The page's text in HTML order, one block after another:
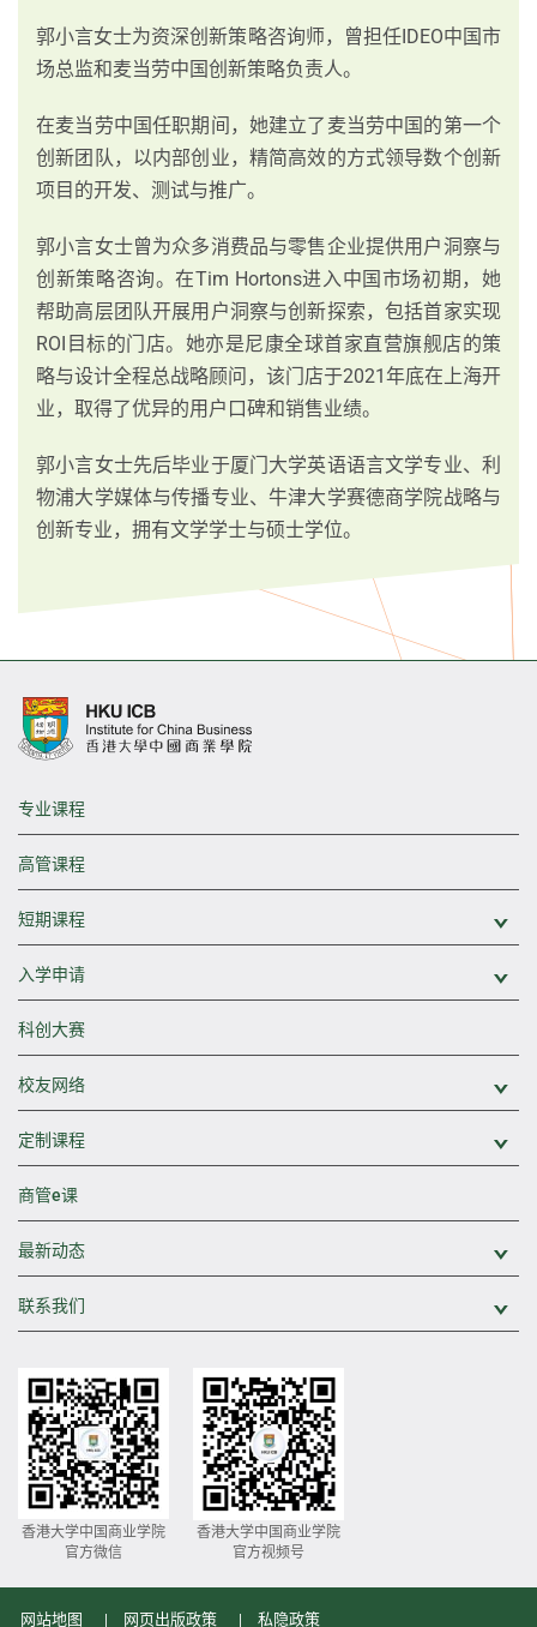
郭小言女士为资深创新策略咨询师，曾担任IDEO中国市
场总监和麦当劳中国创新策略负责人。
在麦当劳中国任职期间，她建立了麦当劳中国的第一个
创新团队，以内部创业，精简高效的方式领导数个创新
项目的开发、测试与推广。
郭小言女士曾为众多消费品与零售企业提供用户洞察与
创新策略咨询。在Tim Hortons进入中国市场初期，她
帮助高层团队开展用户洞察与创新探索，包括首家实现
ROI目标的门店。她亦是尼康全球首家直营旗舰店的策
略与设计全程总战略顾问，该门店于2021年底在上海开
业，取得了优异的用户口碑和销售业绩。
郭小言女士先后毕业于厦门大学英语语言文学专业、利
物浦大学媒体与传播专业、牛津大学赛德商学院战略与
创新专业，拥有文学学士与硕士学位。
专业课程
高管课程
短期课程
入学申请
科创大赛
校友网络
定制课程
商管e课
最新动态
联系我们
香港大学中国商业学院
官方微信
香港大学中国商业学院
官方视频号
网站地图 网页出版政策 私隐政策